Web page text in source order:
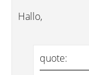
Hallo,
quote: